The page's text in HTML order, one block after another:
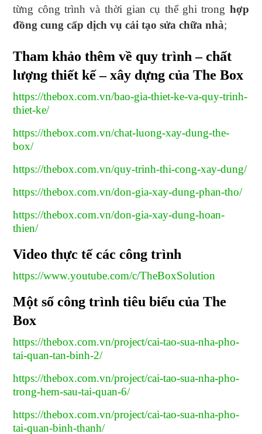
từng công trình và thời gian cụ thể ghi trong hợp
đồng cung cấp dịch vụ cải tạo sửa chữa nhà;
Tham khảo thêm về quy trình – chất
lượng thiết kế – xây dựng của The Box
https://thebox.com.vn/bao-gia-thiet-ke-va-quy-trinh-
thiet-ke/
https://thebox.com.vn/chat-luong-xay-dung-the-
box/
https://thebox.com.vn/quy-trinh-thi-cong-xay-dung/
https://thebox.com.vn/don-gia-xay-dung-phan-tho/
https://thebox.com.vn/don-gia-xay-dung-hoan-
thien/
Video thực tế các công trình
https://www.youtube.com/c/TheBoxSolution
Một số công trình tiêu biểu của The
Box
https://thebox.com.vn/project/cai-tao-sua-nha-pho-
tai-quan-tan-binh-2/
https://thebox.com.vn/project/cai-tao-sua-nha-pho-
trong-hem-sau-tai-quan-6/
https://thebox.com.vn/project/cai-tao-sua-nha-pho-
tai-quan-binh-thanh/